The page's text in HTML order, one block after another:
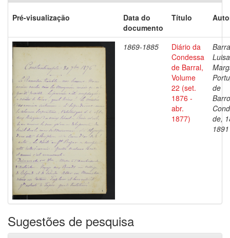
Pré-visualização
Data do
documento
Título
1869-1885
Diário da
Condessa
de Barral,
Volume
22 (set.
1876 -
abr.
1877)
Luisa
de
de,
1891
Sugestões de pesquisa